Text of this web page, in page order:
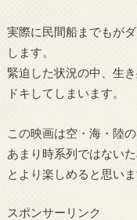
実際に民間船までもが
します。
緊迫した状況の中、生
ドキしてしまいます。
この映画は空・海・陸
あまり時系列ではない
とより楽しめると思いま
スポンサーリンク